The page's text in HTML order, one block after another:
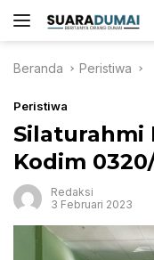
ke
Beranda
Peristiwa
Peristiwa
Silaturahmi
Kodim
Redaksi
3 Februari 2023